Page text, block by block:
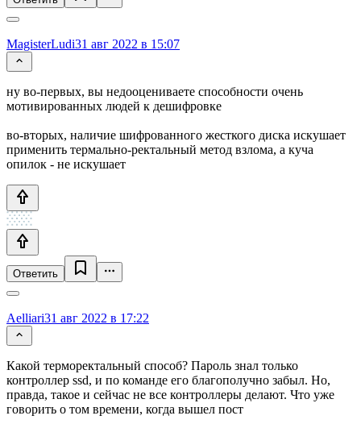
MagisterLudi31 авг 2022 в 15:07
ну во-первых, вы недооцениваете способности очень
мотивированных людей к дешифровке
во-вторых, наличие шифрованного жесткого диска искушает
применить термально-ректальный метод взлома, а куча
опилок - не искушает
Ответить
Aelliari31 авг 2022 в 17:22
Какой терморектальный способ? Пароль знал только
контроллер ssd, и по команде его благополучно забыл. Но,
правда, такое и сейчас не все контроллеры делают. Что уже
говорить о том времени, когда вышел пост